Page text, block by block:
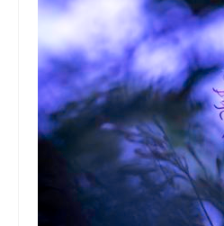
Camargue
Karpfenloch
Montier en Der
Lac du Ternay
Val de Saône
Montagne